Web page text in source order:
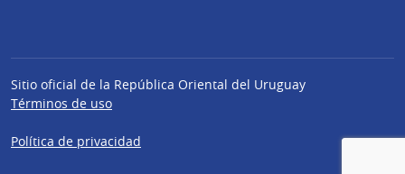
Sitio oficial de la República Oriental del Uruguay
Términos de uso
Política de privacidad